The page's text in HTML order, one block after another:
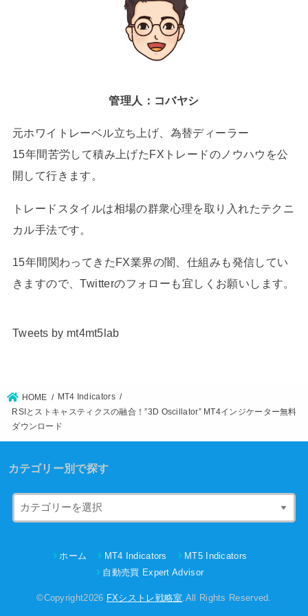
管理人：コバヤシ
元ホワイトレーベル立ち上げ、為替ディーラー
15年間苦労して積み上げたFXトレードのノウハウを公
開して行きます。
トレードスタイルは相場の群衆心理を取り入れたテクニ
カル手法です。
15年間関わってきたFX業界の闇、仕組みも発信してい
きますので、Twitterのフォローも宜しくお願いします。
Tweets by mt4mt5lab
HOME
MT4 Indicators
RSIとストキャスティクスの融合！”3D Oscillator” MT4インジケーター無料
ダウンロード
カテゴリー別で探す
ホーム MT4 Indicators
MT5 Indicators
自動売買 Expert Advisor
©Copyright2026 FXシストレ戦略室 .All Rights Reserved.